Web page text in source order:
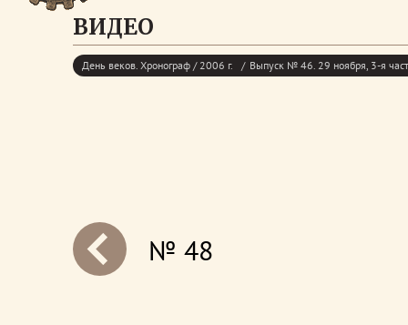
ВИДЕО
День веков. Хронограф / 2006 г. Выпуск № 46. 29 ноября, 3-я
№ 48